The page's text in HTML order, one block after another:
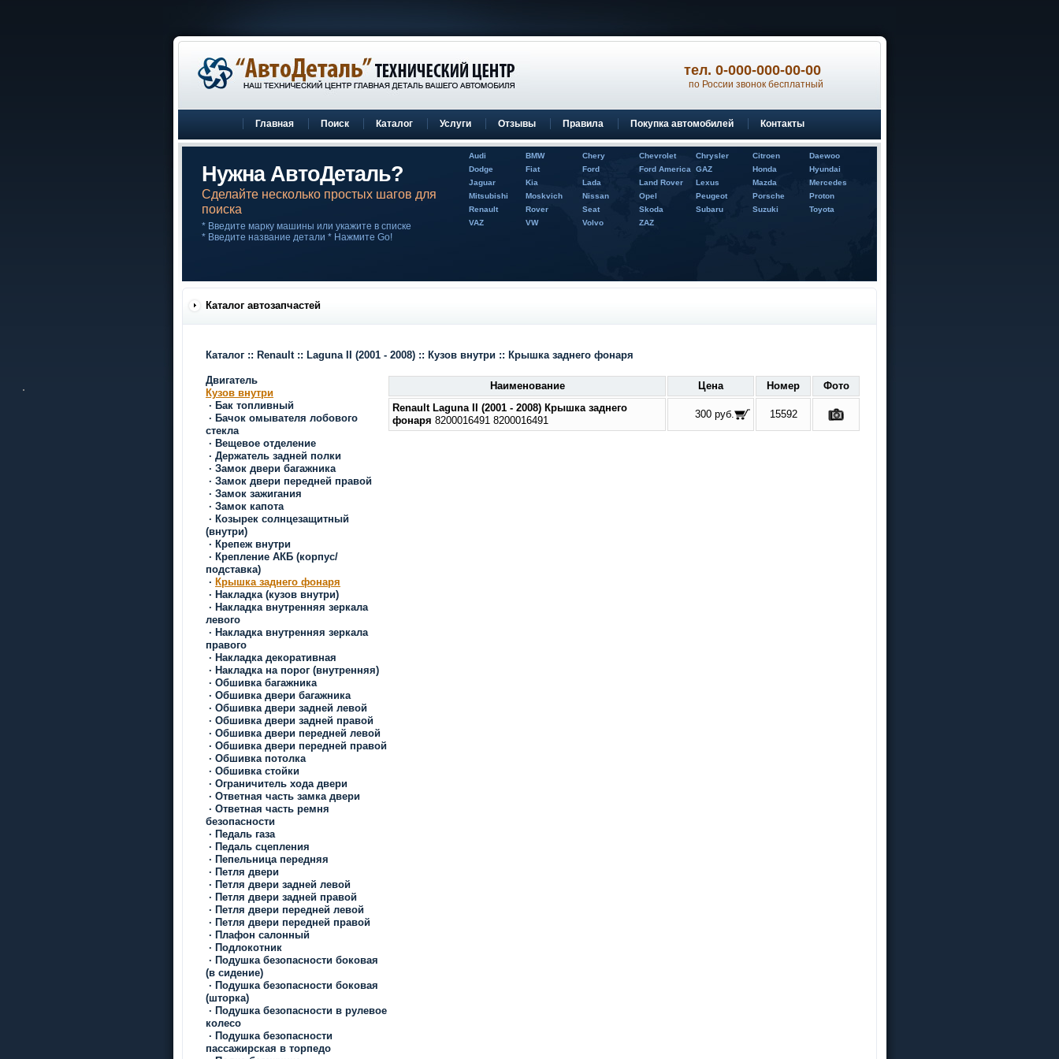
тел. 0-000-000-00-00
по России звонок бесплатный
Главная Поиск Каталог Услуги Отзывы Правила Покупка автомобилей Контакты
Нужна АвтоДеталь?
Сделайте несколько простых шагов для
поиска
* Введите марку машины или укажите в списке
* Введите название детали * Нажмите Go!
Audi BMW Chery Chevrolet Chrysler Citroen
Daewoo
Dodge
Fiat Ford Ford America GAZ Honda
Hyundai
Jaguar
Kia Lada Land Rover Lexus Mazda
Mercedes
Mitsubishi
Moskvich Nissan Opel Peugeot Porsche
Proton
Renault
Rover Seat Skoda Subaru Suzuki
Toyota
VAZ
VW Volvo ZAZ
Каталог автозапчастей
Каталог :: Renault:: Laguna II (2001 - 2008) :: Кузов внутри :: Крышка заднего фонаря
Двигатель
Кузов внутри
· Бак топливный
· Бачок омывателя лобового
стекла
· Вещевое отделение
· Держатель задней полки
· Замок двери багажника
· Замок двери передней правой
· Замок зажигания
· Замок капота
· Козырек солнцезащитный
(внутри)
· Крепеж внутри
· Крепление АКБ (корпус/
подставка)
· Крышка заднего фонаря
· Накладка (кузов внутри)
· Накладка внутренняя зеркала
левого
· Накладка внутренняя зеркала
правого
· Накладка декоративная
· Накладка на порог (внутренняя)
· Обшивка багажника
· Обшивка двери багажника
· Обшивка двери задней левой
· Обшивка двери задней правой
· Обшивка двери передней левой
· Обшивка двери передней правой
· Обшивка потолка
· Обшивка стойки
· Ограничитель хода двери
· Ответная часть замка двери
· Ответная часть ремня
безопасности
· Педаль газа
· Педаль сцепления
· Пепельница передняя
· Петля двери
· Петля двери задней левой
· Петля двери задней правой
· Петля двери передней левой
· Петля двери передней правой
· Плафон салонный
· Подлокотник
· Подушка безопасности боковая
(в сидение)
· Подушка безопасности боковая
(шторка)
· Подушка безопасности в рулевое
колесо
· Подушка безопасности
пассажирская в торпедо
Наименование Цена Номер
Фото
Renault Laguna II (2001 - 2008) Крышка заднего
фонаря 8200016491 8200016491
300 руб. 15592